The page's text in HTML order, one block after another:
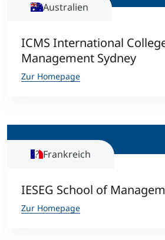
Australien
ICMS International
Management Sydney
Zur Homepage
Frankreich
IESEG School of
Zur Homepage